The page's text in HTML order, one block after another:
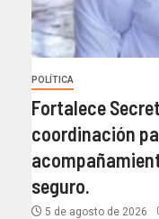
POLÍTICA
Fortalece
coordinación
seguro.
5 de agosto de 2026